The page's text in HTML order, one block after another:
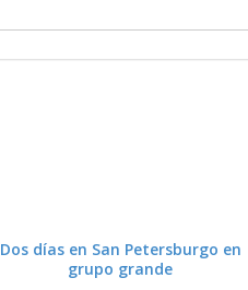
VER
Dos días en San Petersburgo en
grupo grande